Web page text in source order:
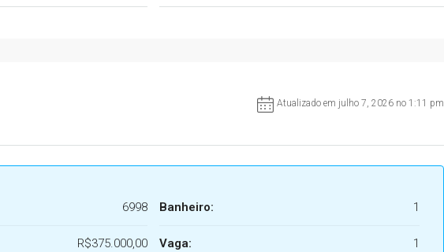
Atualizado em julho 7, 2026 no 1:11 pm
6998
R$375.000,00
Banheiro: 1
Vaga: 1